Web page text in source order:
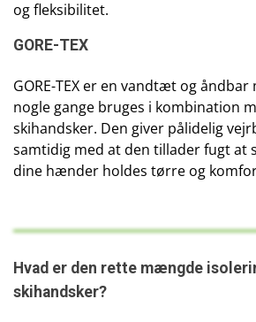
og fleksibilitet.
GORE-TEX
GORE-TEX er en vandtæt og
nogle gange bruges i kombination
skihandsker. Den giver pålidelig
samtidig med at den tillader fugt at
dine hænder holdes tørre og
Hvad er den rette mængde
skihandsker?